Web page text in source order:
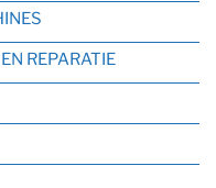
REPARATIE